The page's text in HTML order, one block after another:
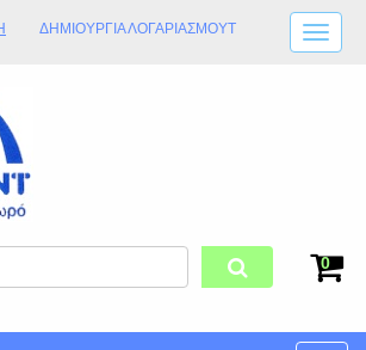
ΔΗΜΙΟΥΡΓΊΑ ΛΟΓΑΡΙΑΣΜΟΎT
ΩΡΆΡΙΟ ΚΑΤΑΣΤΉΜΑΤΟΣ
ΦΥΣΙΚΌ ΚΑΤΆΣΤΗΜΑ
0